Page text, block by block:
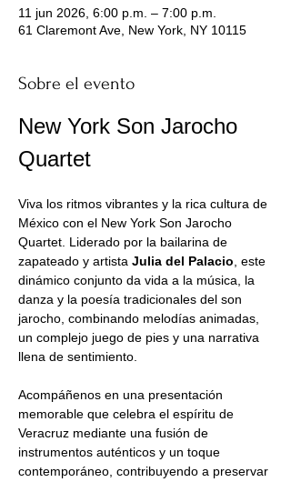
11 jun 2026, 6:00 p.m. – 7:00 p.m.
61 Claremont Ave, New York, NY 10115
Sobre el evento
New York Son Jarocho
Quartet
Viva los ritmos vibrantes y la rica cultura de
México con el New York Son Jarocho
Quartet. Liderado por la bailarina de
zapateado y artista Julia del Palacio , este
dinámico conjunto da vida a la música, la
danza y la poesía tradicionales del son
jarocho, combinando melodías animadas,
un complejo juego de pies y una narrativa
llena de sentimiento.
Acompáñenos en una presentación
memorable que celebra el espíritu de
Veracruz mediante una fusión de
instrumentos auténticos y un toque
contemporáneo, contribuyendo a preservar